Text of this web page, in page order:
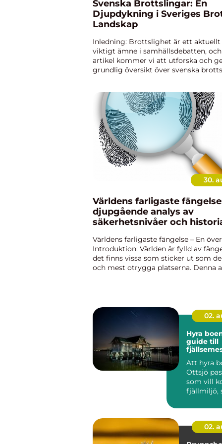
Svenska Brottslingar: En
Djupdykning i Sveriges
Landskap
Inledning: Brottslighet är ett aktuellt
viktigt ämne i samhällsdebatten,
artikel kommer vi att utforska och
grundlig översikt över svenska
30.
Världens farligaste
djupgående analys av
säkerhetsnivåer och
Världens farligaste fängelse – En
Introduktion: Världen är fylld av
det finns vissa som sticker ut som
och mest otrygga platserna. Denna
02.
Hyra
guide till
Att hyra
Ottsjö
som vill
fjällmiljö,
02.